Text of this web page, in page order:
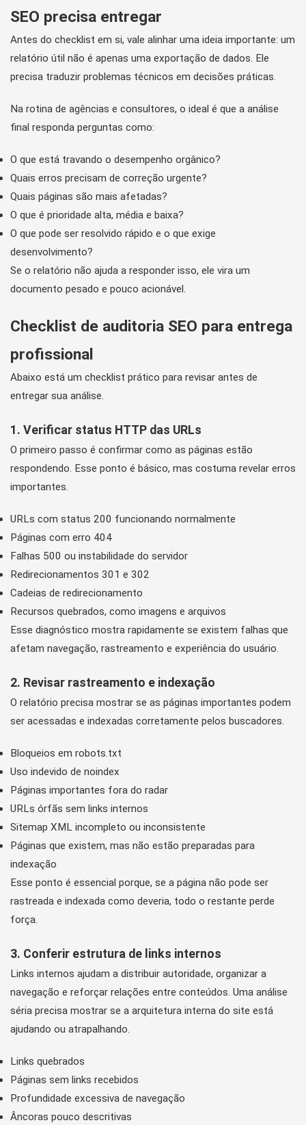
SEO precisa entregar
Antes do checklist em si, vale alinhar uma ideia importante: um
relatório útil não é apenas uma exportação de dados. Ele
precisa traduzir problemas técnicos em decisões práticas.
Na rotina de agências e consultores, o ideal é que a análise
final responda perguntas como:
O que está travando o desempenho orgânico?
Quais erros precisam de correção urgente?
Quais páginas são mais afetadas?
O que é prioridade alta, média e baixa?
O que pode ser resolvido rápido e o que exige
desenvolvimento?
Se o relatório não ajuda a responder isso, ele vira um
documento pesado e pouco acionável.
Checklist de auditoria SEO para entrega
profissional
Abaixo está um checklist prático para revisar antes de
entregar sua análise.
1. Verificar status HTTP das URLs
O primeiro passo é confirmar como as páginas estão
respondendo. Esse ponto é básico, mas costuma revelar erros
importantes.
URLs com status 200 funcionando normalmente
Páginas com erro 404
Falhas 500 ou instabilidade do servidor
Redirecionamentos 301 e 302
Cadeias de redirecionamento
Recursos quebrados, como imagens e arquivos
Esse diagnóstico mostra rapidamente se existem falhas que
afetam navegação, rastreamento e experiência do usuário.
2. Revisar rastreamento e indexação
O relatório precisa mostrar se as páginas importantes podem
ser acessadas e indexadas corretamente pelos buscadores.
Bloqueios em robots.txt
Uso indevido de noindex
Páginas importantes fora do radar
URLs órfãs sem links internos
Sitemap XML incompleto ou inconsistente
Páginas que existem, mas não estão preparadas para
indexação
Esse ponto é essencial porque, se a página não pode ser
rastreada e indexada como deveria, todo o restante perde
força.
3. Conferir estrutura de links internos
Links internos ajudam a distribuir autoridade, organizar a
navegação e reforçar relações entre conteúdos. Uma análise
séria precisa mostrar se a arquitetura interna do site está
ajudando ou atrapalhando.
Links quebrados
Páginas sem links recebidos
Profundidade excessiva de navegação
Âncoras pouco descritivas